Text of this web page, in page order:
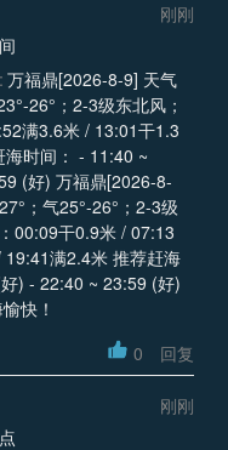
刚刚
万福鼎[2026-8-9] 天气
26°；2-3级东北风；
满3.6米 / 13:01干1.3
时间： - 11:40 ~
[2026-8-
；气25°-26°；2-3级
00:09干0.9米 / 07:13
满2.4米 推荐赶海
) - 22:40 ~ 23:59 (好)
快！
0 回复
刚刚